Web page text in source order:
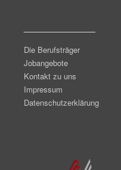
Die Berufsträger
Jobangebote
Kontakt zu uns
Impressum
Datenschutzerklärung